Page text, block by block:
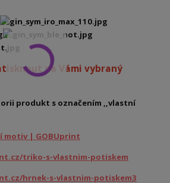
na Vámi vybraný
produkt s označením ,,vlastní
motiv | GOBUprint
triko-s-vlastnim-potiskem
hrnek-s-vlastnim-potiskem3